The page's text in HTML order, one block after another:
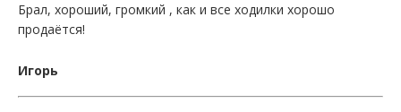
Брал, хороший, громкий , как и все ходилки хорошо
продаётся!
Игорь